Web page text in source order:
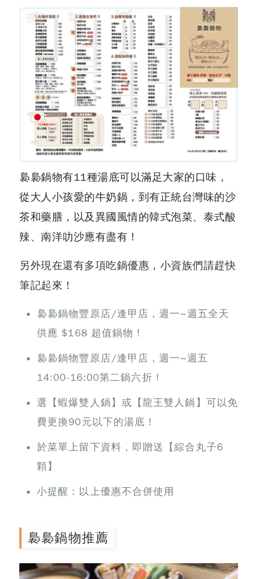
裊裊鍋物有11種湯底可以滿足大家的口味，
從大人小孩愛的牛奶鍋，到有正統台灣味的沙
茶和藥膳，以及異國風情的韓式泡菜、泰式酸
辣、南洋叻沙應有盡有！
另外現在還有多項吃鍋優惠，小資族們請趕快
筆記起來！
裊裊鍋物豐原店/逢甲店，週一~週五全天
供應 $168 超值鍋物！
裊裊鍋物豐原店/逢甲店，週一~週五
14:00-16:00第二鍋六折！
選【蝦爆雙人鍋】或【龍王雙人鍋】可以免
費更換90元以下的湯底！
於菜單上留下資料，即贈送【綜合丸子6
顆】
小提醒：以上優惠不合併使用
裊裊鍋物推薦